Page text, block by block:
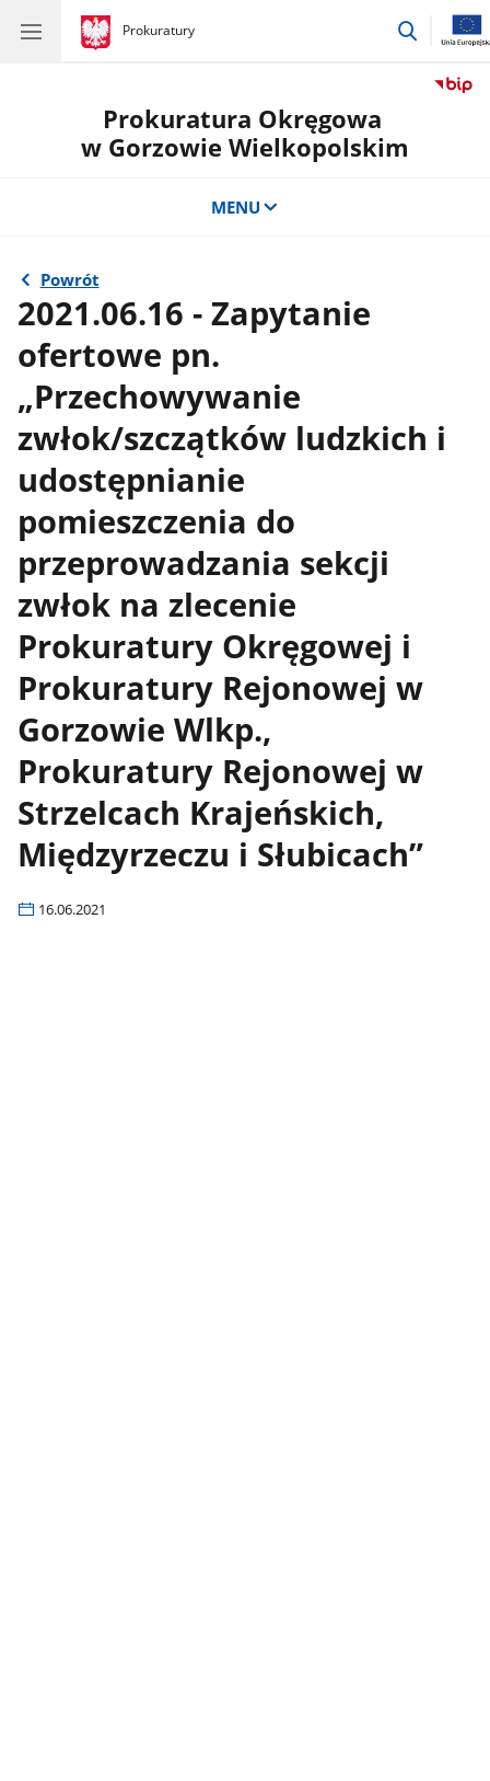
gov.pl
Prokuratury
gov.pl
Prokuratury
przejdź
Prokuratura Okręgowa
w Gorzowie Wielkopolskim
MENU
Powrót
2021.06.16 - Zapytanie
ofertowe pn.
„Przechowywanie
zwłok/szczątków ludzkich i
udostępnianie
pomieszczenia do
przeprowadzania sekcji
zwłok na zlecenie
Prokuratury Okręgowej i
Prokuratury Rejonowej w
Gorzowie Wlkp.,
Prokuratury Rejonowej w
Strzelcach Krajeńskich,
Międzyrzeczu i Słubicach”
16.06.2021